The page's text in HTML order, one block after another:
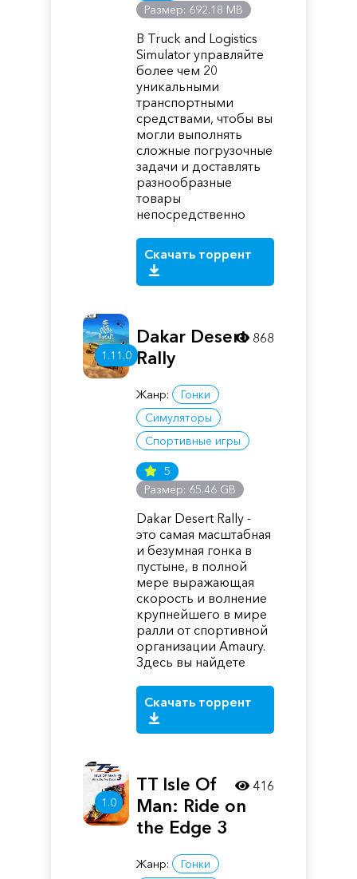
Размер: 692.18 MB
В Truck and Logistics
Simulator управляйте
более чем 20
уникальными
транспортными
средствами, чтобы вы
могли выполнять
сложные погрузочные
задачи и доставлять
разнообразные
товары
непосредственно
Скачать торрент
1.11.0
Dakar Desert
Rally
Жанр:
Гонки
Симуляторы
Спортивные игры
5
Размер: 65.46 GB
Dakar Desert Rally -
это самая масштабная
и безумная гонка в
пустыне, в полной
мере выражающая
скорость и волнение
крупнейшего в мире
ралли от спортивной
организации Amaury.
Здесь вы найдете
Скачать торрент
868
1.0
TT Isle Of
Man: Ride on
the Edge 3
Жанр: Гонки
416